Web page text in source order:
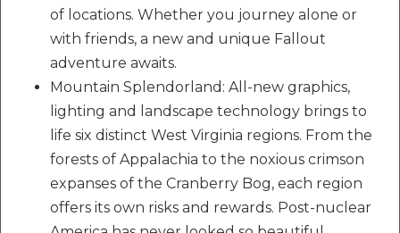
of locations. Whether you journey alone or
with friends, a new and unique Fallout
adventure awaits.
Mountain Splendorland: All-new graphics,
lighting and landscape technology brings to
life six distinct West Virginia regions. From the
forests of Appalachia to the noxious crimson
expanses of the Cranberry Bog, each region
offers its own risks and rewards. Post-nuclear